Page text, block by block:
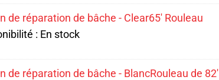
de réparation de bâche - Clear65' Rouleau
: En stock
de réparation de bâche - BlancRouleau de 82'